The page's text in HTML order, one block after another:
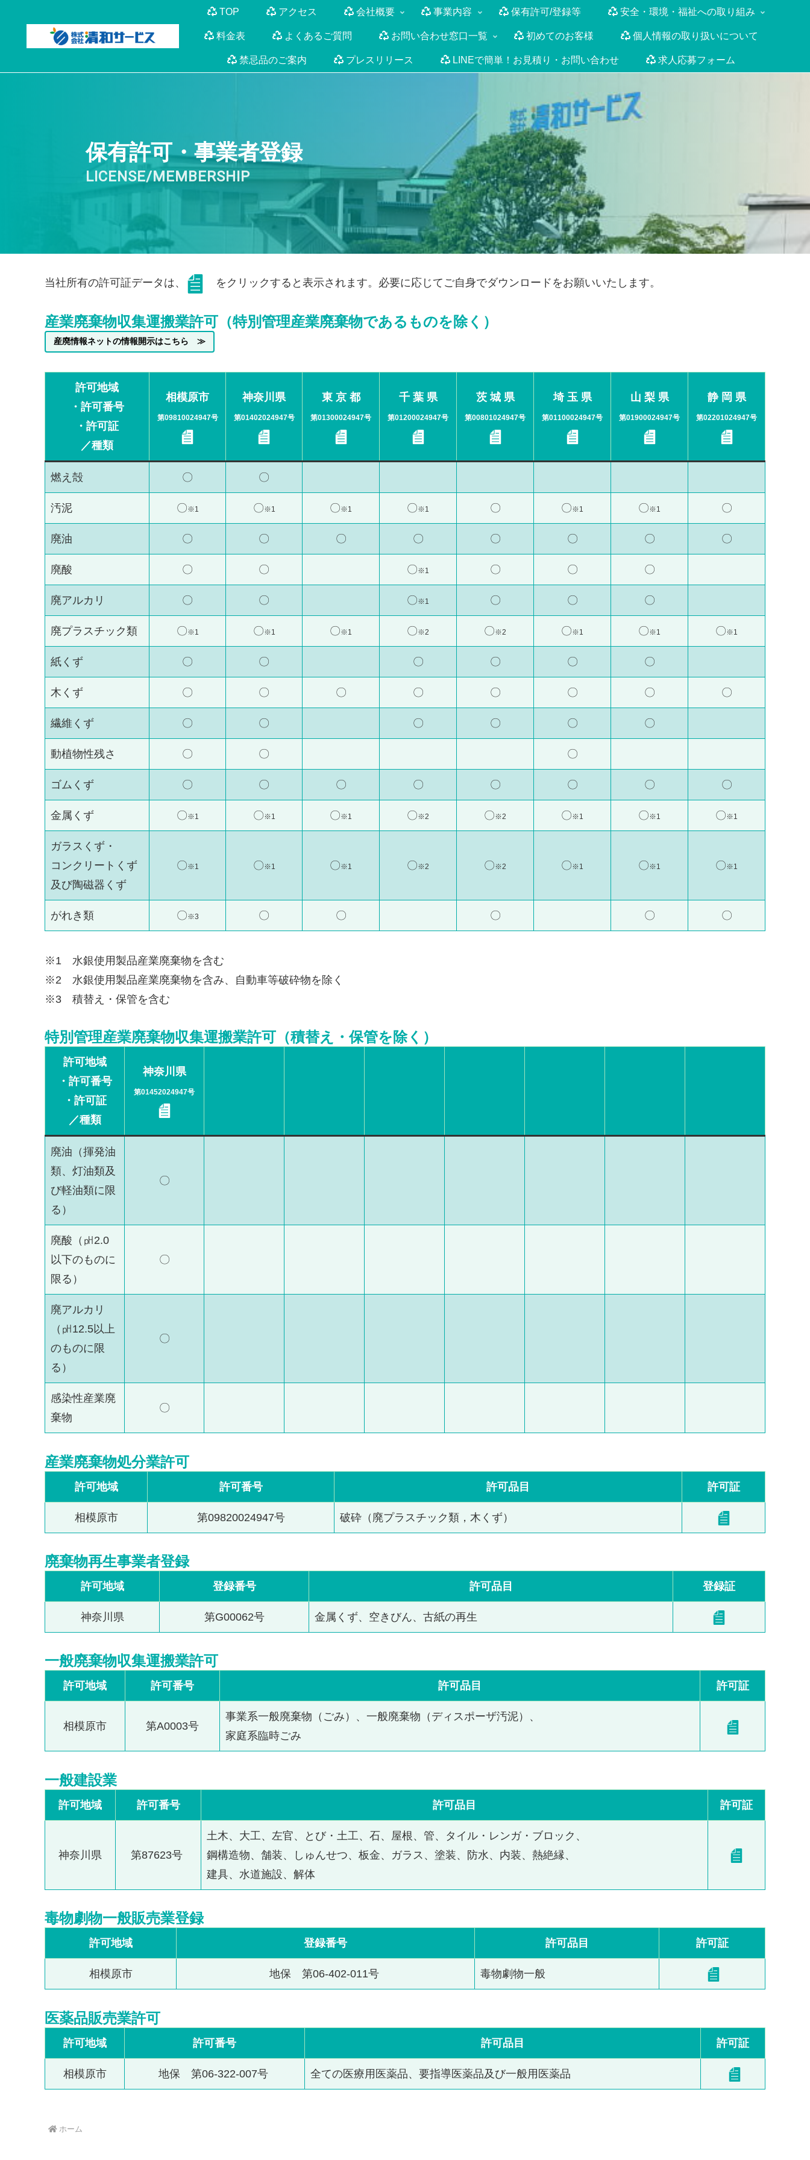
TOP アクセス 会社概要 事業内容 保有許可/登録等 安全・環境・福祉への取り組み
料金表 よくあるご質問 お問い合わせ窓口一覧 初めてのお客様 個人情報の取り扱いについて
禁忌品のご案内 プレスリリース LINEで簡単！お見積り・お問い合わせ 求人応募フォーム
保有許可・事業者登録
LICENSE/MEMBERSHIP
当社所有の許可証データは、 をクリックすると表示されます。必要に応じてご自身でダウンロードをお願いいたします。
産業廃棄物収集運搬業許可（特別管理産業廃棄物であるものを除く）
産廃情報ネットの情報開示はこちら ≫
許可地域
・許可番号
・許可証
／種類
相模原市
第09810024947号
神奈川県
第01402024947号
東 京 都
第01300024947号
千 葉 県
第01200024947号
茨 城 県
第00801024947号
埼 玉 県
第01100024947号
山 梨 県
第01900024947号
静 岡 県
第02201024947号
燃え殻 〇 〇
汚泥 〇※1 〇※1 〇※1 〇※1 〇 〇※1 〇※1 〇
廃油 〇 〇 〇 〇 〇 〇 〇 〇
廃酸 〇 〇 〇※1 〇 〇 〇
廃アルカリ 〇 〇 〇※1 〇 〇 〇
廃プラスチック類 〇※1 〇※1 〇※1 〇※2 〇※2 〇※1 〇※1 〇※1
紙くず 〇 〇 〇 〇 〇 〇
木くず 〇 〇 〇 〇 〇 〇 〇 〇
繊維くず 〇 〇 〇 〇 〇 〇
動植物性残さ 〇 〇 〇
ゴムくず 〇 〇 〇 〇 〇 〇 〇 〇
金属くず 〇※1 〇※1 〇※1 〇※2 〇※2 〇※1 〇※1 〇※1
ガラスくず・
コンクリートくず
及び陶磁器くず
〇※1 〇※1 〇※1 〇※2 〇※2 〇※1 〇※1 〇※1
がれき類 〇※3 〇 〇 〇 〇 〇
※1 水銀使用製品産業廃棄物を含む
※2 水銀使用製品産業廃棄物を含み、自動車等破砕物を除く
※3 積替え・保管を含む
特別管理産業廃棄物収集運搬業許可（積替え・保管を除く）
許可地域
・許可番号
・許可証
／種類
神奈川県
第01452024947号
廃油（揮発油
類、灯油類及
び軽油類に限
る）
〇
廃酸（㏗2.0
以下のものに
限る）
〇
廃アルカリ
（㏗12.5以上
のものに限
る）
〇
感染性産業廃
棄物
〇
産業廃棄物処分業許可
許可地域 許可番号 許可品目 許可証
相模原市 第09820024947号 破砕（廃プラスチック類，木くず）
廃棄物再生事業者登録
許可地域 登録番号 許可品目 登録証
神奈川県 第G00062号 金属くず、空きびん、古紙の再生
一般廃棄物収集運搬業許可
許可地域 許可番号 許可品目 許可証
相模原市 第A0003号
事業系一般廃棄物（ごみ）、一般廃棄物（ディスポーザ汚泥）、
家庭系臨時ごみ
一般建設業
許可地域 許可番号 許可品目 許可証
神奈川県 第87623号
土木、大工、左官、とび・土工、石、屋根、管、タイル・レンガ・ブロック、
鋼構造物、舗装、しゅんせつ、板金、ガラス、塗装、防水、内装、熱絶縁、
建具、水道施設、解体
毒物劇物一般販売業登録
許可地域 登録番号 許可品目 許可証
相模原市 地保 第06-402-011号 毒物劇物一般
医薬品販売業許可
許可地域 許可番号 許可品目 許可証
相模原市 地保 第06-322-007号 全ての医療用医薬品、要指導医薬品及び一般用医薬品
ホーム